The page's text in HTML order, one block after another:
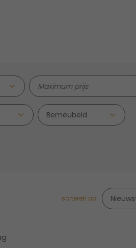
sorteren op: